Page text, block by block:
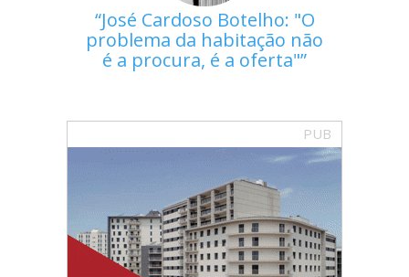
José Cardoso Botelho: "O
problema da habitação não
é a procura, é a oferta"
PUB